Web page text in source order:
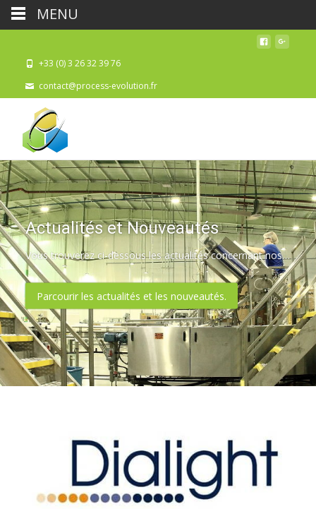
+33 (0) 3 26 32 39 76
contact@process-evolution.fr
Actualités et Nouveautés
Vous trouverez ci-dessous les actualités concernant nos nouveaux produits, les salons auxquels nous ou nos fabricants participent, des informations financières, et des renseignements techniques.
Parcourir les actualités et les nouveautés.
MENU